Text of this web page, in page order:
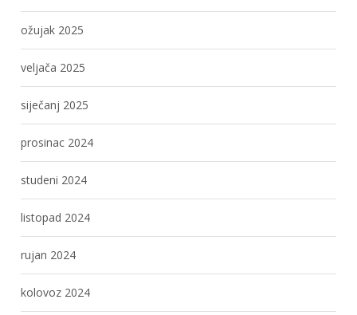
ožujak 2025
veljača 2025
siječanj 2025
prosinac 2024
studeni 2024
listopad 2024
rujan 2024
kolovoz 2024